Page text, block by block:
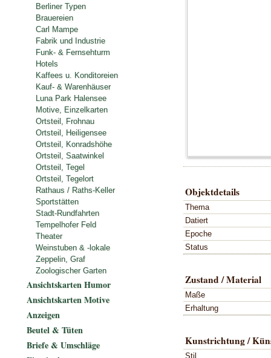
Objektdetails
Thema
Datiert
Epoche
Status
Zustand / Material
Maße
Erhaltung
Kunstrichtung /
Stil
Berliner Typen
Brauereien
Carl Mampe
Fabrik und Industrie
Funk- & Fernsehturm
Hotels
Kaffees u. Konditoreien
Kauf- & Warenhäuser
Luna Park Halensee
Motive, Einzelkarten
Ortsteil, Frohnau
Ortsteil, Heiligensee
Ortsteil, Konradshöhe
Ortsteil, Saatwinkel
Ortsteil, Tegel
Ortsteil, Tegelort
Rathaus / Raths-Keller
Sportstätten
Stadt-Rundfahrten
Tempelhofer Feld
Theater
Weinstuben & -lokale
Zeppelin, Graf
Zoologischer Garten
Ansichtskarten Humor
Ansichtskarten Motive
Anzeigen
Beutel & Tüten
Briefe & Umschläge